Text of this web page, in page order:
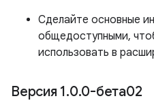
Сделайте основные
общедоступными,
использовать в
Версия 1.0.0-бета02